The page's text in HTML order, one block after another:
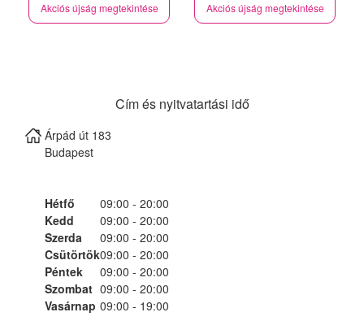
Akciós újság megtekintése Akciós újság megtekintése
Cím és nyitvatartási idő
Árpád út 183
Budapest
Hétfő
09:00 - 20:00
Kedd
09:00 - 20:00
Szerda
09:00 - 20:00
Csütörtök09:00 - 20:00
Péntek
09:00 - 20:00
Szombat 09:00 - 20:00
Vasárnap 09:00 - 19:00